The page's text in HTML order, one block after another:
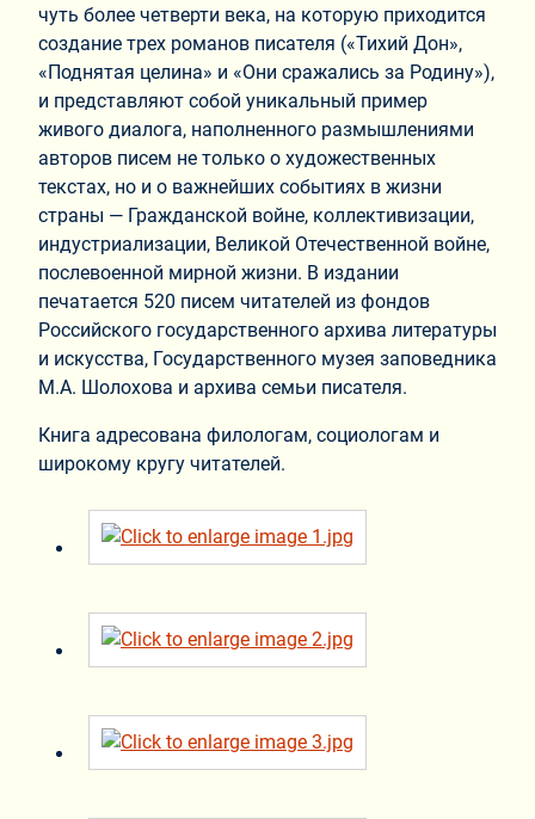
чуть более четверти века, на которую приходится
создание трех романов писателя («Тихий Дон»,
«Поднятая целина» и «Они сражались за Родину»),
и представляют собой уникальный пример
живого диалога, наполненного размышлениями
авторов писем не только о художественных
текстах, но и о важнейших событиях в жизни
страны ― Гражданской войне, коллективизации,
индустриализации, Великой Отечественной войне,
послевоенной мирной жизни. В издании
печатается 520 писем читателей из фондов
Российского государственного архива литературы
и искусства, Государственного музея заповедника
М.А. Шолохова и архива семьи писателя.
Книга адресована филологам, социологам и
широкому кругу читателей.